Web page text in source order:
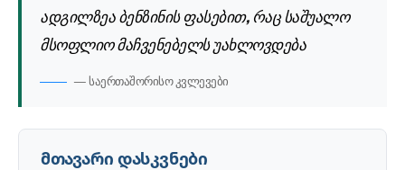
ადგილზეა ბენზინის ფასებით, რაც საშუალო
მსოფლიო მაჩვენებელს უახლოვდება
— საერთაშორისო კვლევები
მთავარი დასკვნები